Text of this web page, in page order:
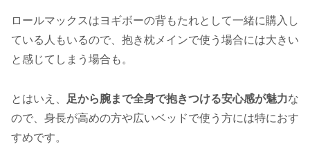
ロールマックスはヨギボーの背もたれとして一緒に購入し
ている人もいるので、抱き枕メインで使う場合には大きい
と感じてしまう場合も。
とはいえ、 足から腕まで全身で抱きつける安心感が魅力な
ので、身長が高めの方や広いベッドで使う方には特におす
すめです。